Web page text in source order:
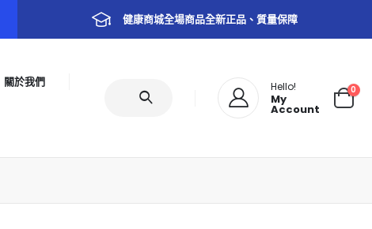
健康商城全場商品全新正品、質量保障
關於我們 Hello!
My
Account
0